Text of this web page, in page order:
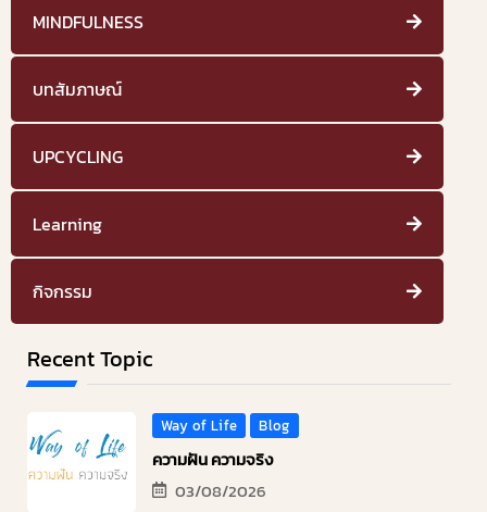
MINDFULNESS
บทสัมภาษณ์
UPCYCLING
Learning
กิจกรรม
Recent Topic
Way of Life Blog
ความฝัน ความจริง
03/08/2026